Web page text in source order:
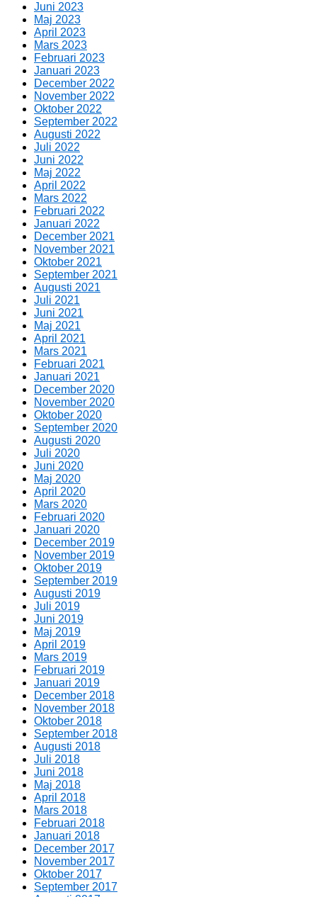
Juni 2023
Maj 2023
April 2023
Mars 2023
Februari 2023
Januari 2023
December 2022
November 2022
Oktober 2022
September 2022
Augusti 2022
Juli 2022
Juni 2022
Maj 2022
April 2022
Mars 2022
Februari 2022
Januari 2022
December 2021
November 2021
Oktober 2021
September 2021
Augusti 2021
Juli 2021
Juni 2021
Maj 2021
April 2021
Mars 2021
Februari 2021
Januari 2021
December 2020
November 2020
Oktober 2020
September 2020
Augusti 2020
Juli 2020
Juni 2020
Maj 2020
April 2020
Mars 2020
Februari 2020
Januari 2020
December 2019
November 2019
Oktober 2019
September 2019
Augusti 2019
Juli 2019
Juni 2019
Maj 2019
April 2019
Mars 2019
Februari 2019
Januari 2019
December 2018
November 2018
Oktober 2018
September 2018
Augusti 2018
Juli 2018
Juni 2018
Maj 2018
April 2018
Mars 2018
Februari 2018
Januari 2018
December 2017
November 2017
Oktober 2017
September 2017